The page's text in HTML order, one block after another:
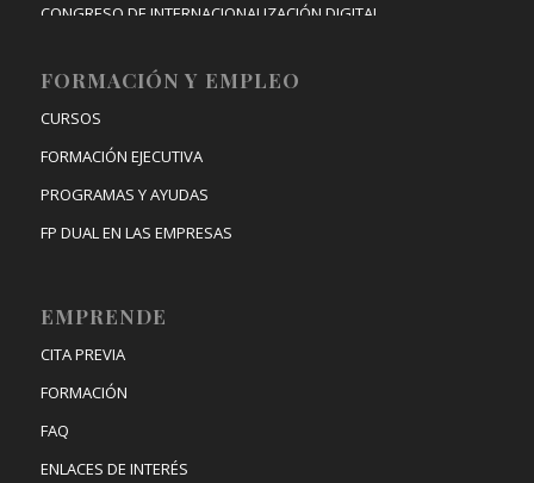
CONGRESO DE INTERNACIONALIZACIÓN DIGITAL
FORMACIÓN Y EMPLEO
CURSOS
FORMACIÓN EJECUTIVA
PROGRAMAS Y AYUDAS
FP DUAL EN LAS EMPRESAS
EMPRENDE
CITA PREVIA
FORMACIÓN
FAQ
ENLACES DE INTERÉS